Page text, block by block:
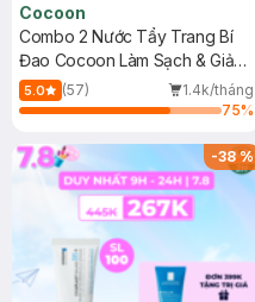
Cocoon
Combo 2 Nước Tẩy Trang Bí
Đao Cocoon Làm Sạch & Giảm
Dầu 500ml
5.0 (57)
1.4k/tháng
75%
-38%